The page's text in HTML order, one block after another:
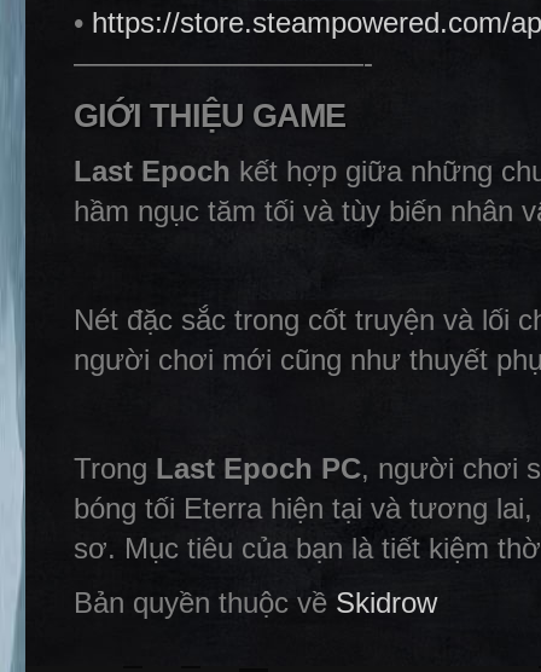
• https://store.steampowered.com/
——————————-
GIỚI THIỆU GAME
Last Epoch kết hợp giữa những
hầm ngục tăm tối và tùy biến nhân
Nét đặc sắc trong cốt truyện và lối
người chơi mới cũng như thuyết
Trong Last Epoch PC, người chơi
bóng tối Eterra hiện tại và tương
sơ. Mục tiêu của bạn là tiết kiệm
Bản quyền thuộc về Skidrow